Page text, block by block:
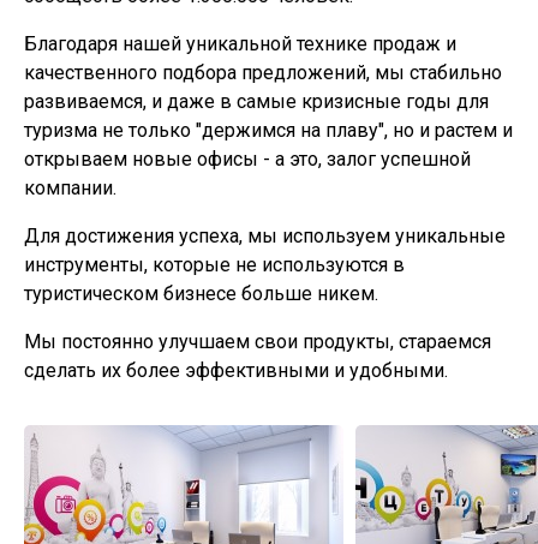
Благодаря нашей уникальной технике продаж и
качественного подбора предложений, мы стабильно
развиваемся, и даже в самые кризисные годы для
туризма не только "держимся на плаву", но и растем и
открываем новые офисы - а это, залог успешной
компании.
Для достижения успеха, мы используем уникальные
инструменты, которые не используются в
туристическом бизнесе больше никем.
Мы постоянно улучшаем свои продукты, стараемся
сделать их более эффективными и удобными.